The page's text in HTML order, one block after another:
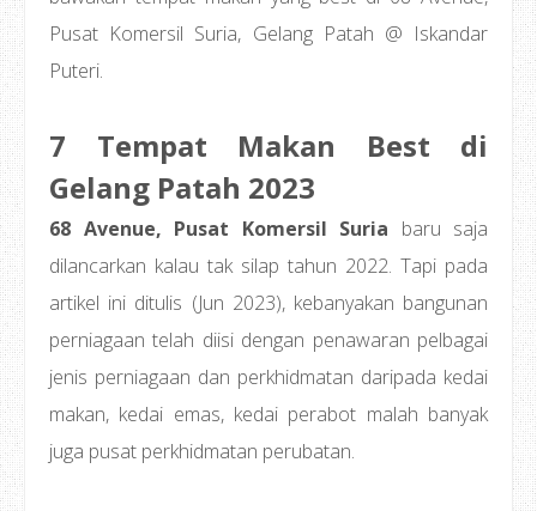
Pusat Komersil Suria, Gelang Patah @ Iskandar
Puteri.
7 Tempat Makan Best di
Gelang Patah 2023
68 Avenue, Pusat Komersil Suria baru saja
dilancarkan kalau tak silap tahun 2022. Tapi pada
artikel ini ditulis (Jun 2023), kebanyakan bangunan
perniagaan telah diisi dengan penawaran pelbagai
jenis perniagaan dan perkhidmatan daripada kedai
makan, kedai emas, kedai perabot malah banyak
juga pusat perkhidmatan perubatan.